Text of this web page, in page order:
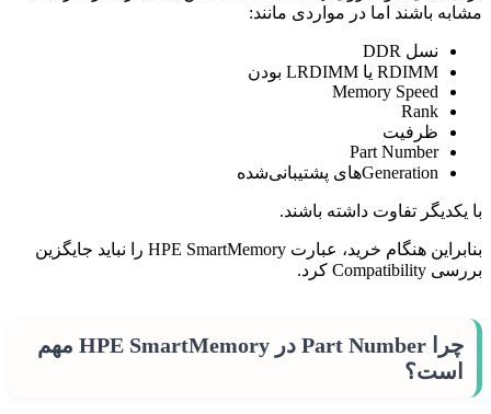
مشابه باشند اما در مواردی مانند:
نسل DDR
RDIMM یا LRDIMM بودن
Memory Speed
Rank
ظرفیت
Part Number
Generationهای پشتیبانی‌شده
با یکدیگر تفاوت داشته باشند.
بنابراین هنگام خرید، عبارت HPE SmartMemory را نباید جایگزین
بررسی Compatibility کرد.
چرا Part Number در HPE SmartMemory مهم
است؟